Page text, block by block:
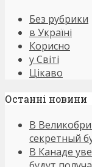
Без рубрики
в Україні
Корисно
у Світі
Цікаво
Останнi новини
В
секретный
В Канаде